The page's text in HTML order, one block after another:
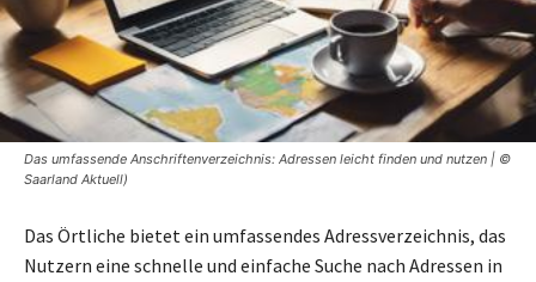
Das umfassende Anschriftenverzeichnis: Adressen leicht finden und nutzen | ©
Saarland Aktuell)
Das Örtliche bietet ein umfassendes Adressverzeichnis, das
Nutzern eine schnelle und einfache Suche nach Adressen in